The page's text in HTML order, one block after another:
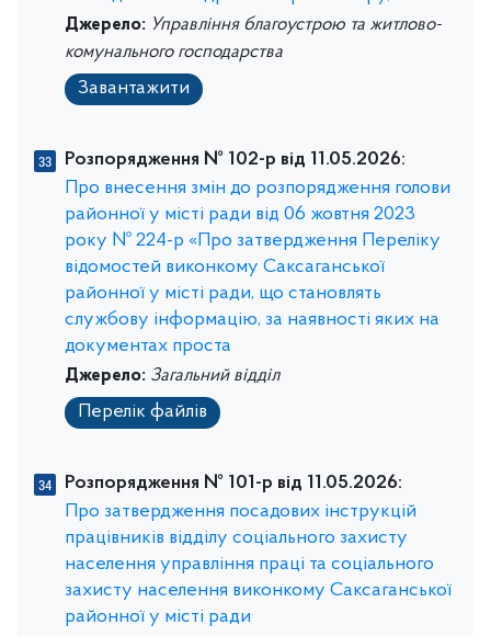
Джерело: Управління благоустрою та житлово-
комунального господарства
Завантажити
Розпорядження № 102-р від 11.05.2026:
Про внесення змін до розпорядження голови
районної у місті ради від 06 жовтня 2023
року № 224-р «Про затвердження Переліку
відомостей виконкому Саксаганської
районної у місті ради, що становлять
службову інформацію, за наявності яких на
документах проста
Джерело: Загальний відділ
Перелік файлів
Розпорядження № 101-р від 11.05.2026:
Про затвердження посадових інструкцій
працівників відділу соціального захисту
населення управління праці та соціального
захисту населення виконкому Саксаганської
районної у місті ради